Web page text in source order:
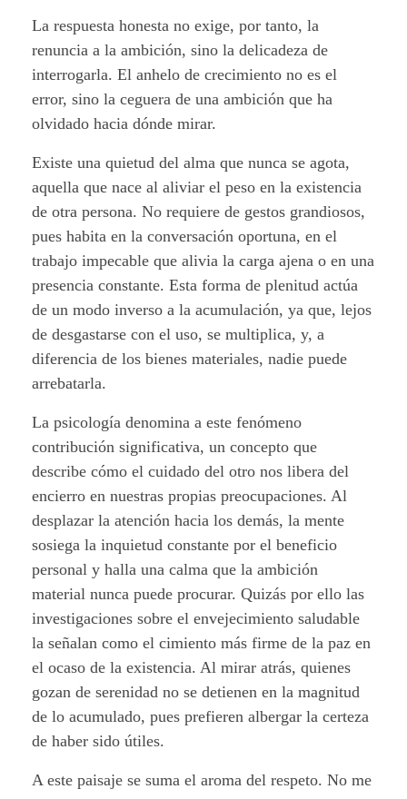
La respuesta honesta no exige, por tanto, la
renuncia a la ambición, sino la delicadeza de
interrogarla. El anhelo de crecimiento no es el
error, sino la ceguera de una ambición que ha
olvidado hacia dónde mirar.
Existe una quietud del alma que nunca se agota,
aquella que nace al aliviar el peso en la existencia
de otra persona. No requiere de gestos grandiosos,
pues habita en la conversación oportuna, en el
trabajo impecable que alivia la carga ajena o en una
presencia constante. Esta forma de plenitud actúa
de un modo inverso a la acumulación, ya que, lejos
de desgastarse con el uso, se multiplica, y, a
diferencia de los bienes materiales, nadie puede
arrebatarla.
La psicología denomina a este fenómeno
contribución significativa, un concepto que
describe cómo el cuidado del otro nos libera del
encierro en nuestras propias preocupaciones. Al
desplazar la atención hacia los demás, la mente
sosiega la inquietud constante por el beneficio
personal y halla una calma que la ambición
material nunca puede procurar. Quizás por ello las
investigaciones sobre el envejecimiento saludable
la señalan como el cimiento más firme de la paz en
el ocaso de la existencia. Al mirar atrás, quienes
gozan de serenidad no se detienen en la magnitud
de lo acumulado, pues prefieren albergar la certeza
de haber sido útiles.
A este paisaje se suma el aroma del respeto. No me